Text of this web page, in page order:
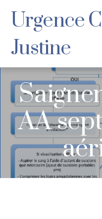
Urgence
Justine
AA